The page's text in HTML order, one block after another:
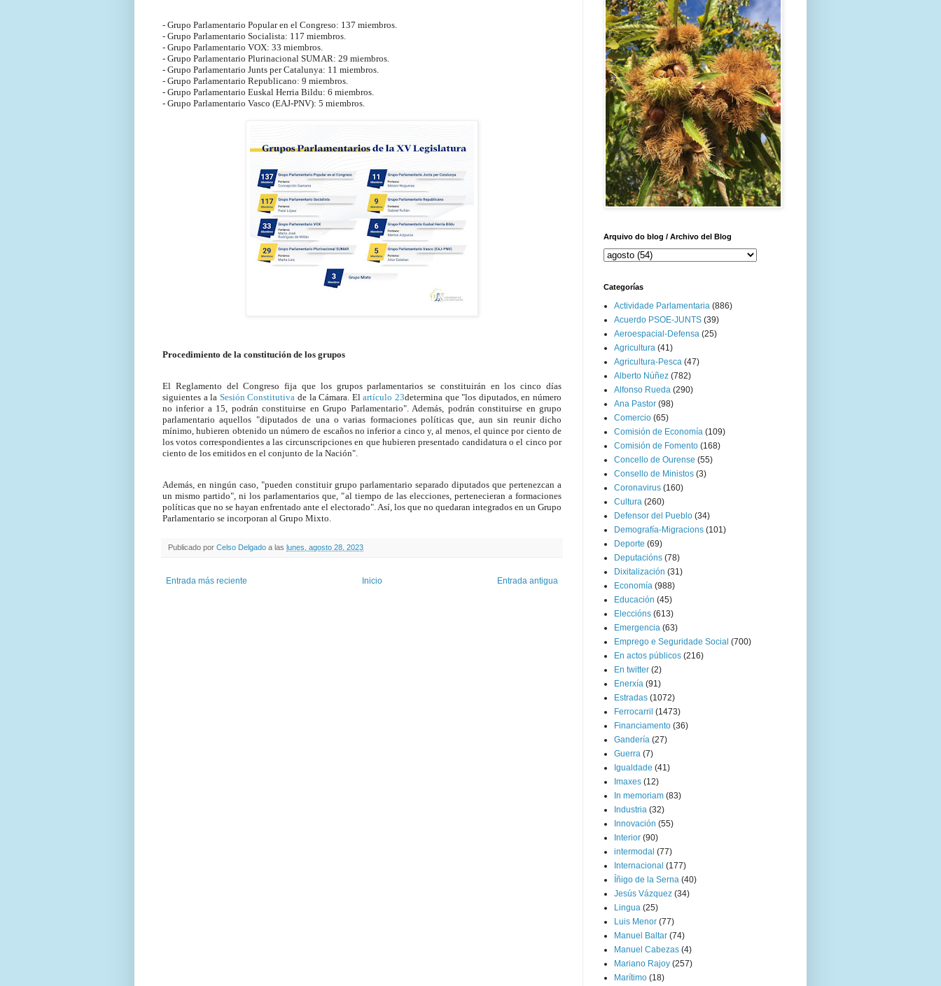
- Grupo Parlamentario Popular en el Congreso: 137 miembros.
- Grupo Parlamentario Socialista: 117 miembros.
- Grupo Parlamentario VOX: 33 miembros.
- Grupo Parlamentario Plurinacional SUMAR: 29 miembros.
- Grupo Parlamentario Junts per Catalunya: 11 miembros.
- Grupo Parlamentario Republicano: 9 miembros.
- Grupo Parlamentario Euskal Herria Bildu: 6 miembros.
- Grupo Parlamentario Vasco (EAJ-PNV): 5 miembros.
Procedimiento de la constitución de los grupos
El Reglamento del Congreso fija que los grupos parlamentarios se constituirán en los cinco días
siguientes a la Sesión Constitutiva de la Cámara. Elartículo 23determina que "los diputados, en número
no inferior a 15, podrán constituirse en Grupo Parlamentario". Además, podrán constituirse en grupo
parlamentario aquellos "diputados de una o varias formaciones políticas que, aun sin reunir dicho
mínimo, hubieren obtenido un número de escaños no inferior a cinco y, al menos, el quince por ciento de
los votos correspondientes a las circunscripciones en que hubieren presentado candidatura o el cinco por
ciento de los emitidos en el conjunto de la Nación".
Además, en ningún caso, "pueden constituir grupo parlamentario separado diputados que pertenezcan a
un mismo partido", ni los parlamentarios que, "al tiempo de las elecciones, pertenecieran a formaciones
políticas que no se hayan enfrentado ante el electorado". Así, los que no quedaran integrados en un Grupo
Parlamentario se incorporan al Grupo Mixto.
Publicado por Celso Delgado a las lunes, agosto 28, 2023
Entrada más reciente Entrada antigua
Inicio
Arquivo do blog / Archivo del Blog
Categorías
Actividade Parlamentaria (886)
Acuerdo PSOE-JUNTS (39)
Aeroespacial-Defensa (25)
Agricultura (41)
Agricultura-Pesca (47)
Alberto Núñez (782)
Alfonso Rueda (290)
Ana Pastor (98)
Comercio (65)
Comisión de Economía (109)
Comisión de Fomento (168)
Concello de Ourense (55)
Consello de Ministos (3)
Coronavirus (160)
Cultura (260)
Defensor del Pueblo (34)
Demografía-Migracions (101)
Deporte (69)
Deputacións (78)
Dixitalización (31)
Economía (988)
Educación (45)
Eleccións (613)
Emergencia (63)
Emprego e Seguridade Social (700)
En actos públicos (216)
En twitter (2)
Enerxía (91)
Estradas (1072)
Ferrocarril (1473)
Financiamento (36)
Gandería (27)
Guerra (7)
Igualdade (41)
Imaxes (12)
In memoriam (83)
Industria (32)
Innovación (55)
Interior (90)
intermodal (77)
Internacional (177)
Íñigo de la Serna (40)
Jesús Vázquez (34)
Lingua (25)
Luis Menor (77)
Manuel Baltar (74)
Manuel Cabezas (4)
Mariano Rajoy (257)
Marítimo (18)